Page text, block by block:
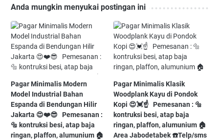
Anda mungkin menyukai postingan ini
Pagar Minimalis Modern
Model Industrial Bahan
Espanda di Bendungan Hilir
Jakarta 😍❤️😎⁠ ⁠ ⁠ Pemesanan :
🔩 kontruksi besi, atap baja
ringan, plaffon, alumunium⁠ 🏠
Pagar Minimalis Klasik
Woodplank Kayu di Pondok
Kopi⁠ 😍💓☝️⁠ ⁠ ⁠ Pemesanan : 🔩
kontruksi besi, atap baja
ringan, plaffon, alumunium⁠ 🏠
Area Jabodetabek⁠ ☎️Telp/sms